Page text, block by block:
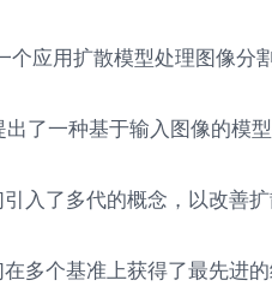
个应用扩散模型处理图像分
出了一种基于输入图像的模
引入了多代的概念，以改善
在多个基准上获得了最先进